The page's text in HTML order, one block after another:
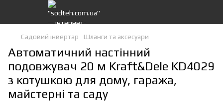
Садовий інвертар Шланги та аксесуари
Автоматичний настінний
подовжувач 20 м Kraft&Dele KD4029
з котушкою для дому, гаража,
майстерні та саду